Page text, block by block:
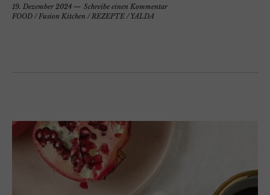
19. Dezember 2024
Schreibe einen Kommentar
FOOD /Fusion Kitchen /REZEPTE /YALDA